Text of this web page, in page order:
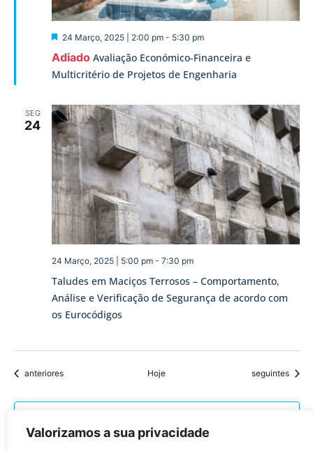
Valorizamos a sua privacidade
Adiado Avaliação Económico-Financeira e
Multicritério de Projetos de Engenharia
Destaque
24 Março, 2025 | 2:00 pm- 5:30 pm
SEG
24
Taludes em Maciços Terrosos – Comportamento,
Análise e Verificação de Segurança de acordo com
os Eurocódigos
24 Março, 2025 | 5:00 pm- 7:30 pm
Eventos
anteriores Hoje Eventos
seguintes